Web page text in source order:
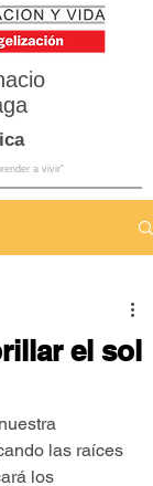
a vivir”
el sol
las raíces
los